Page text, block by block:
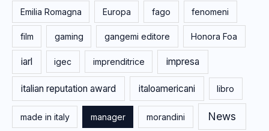
Emilia Romagna Europa fago fenomeni
film gaming gangemi editore Honora Foa
iarl igec imprenditrice impresa
italian reputation award italoamericani libro
made in italy manager morandini News